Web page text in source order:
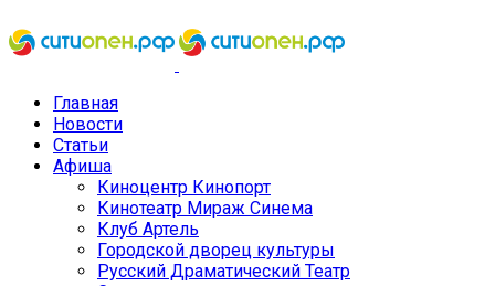
Главная
Новости
Статьи
Афиша
Киноцентр Кинопорт
Кинотеатр Мираж Синема
Клуб Артель
Городской дворец культуры
Русский Драматический Театр